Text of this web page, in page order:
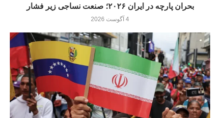
بحران پارچه در ایران ۲۰۲۶؛ صنعت نساجی زیر فشار
4 آگوست 2026